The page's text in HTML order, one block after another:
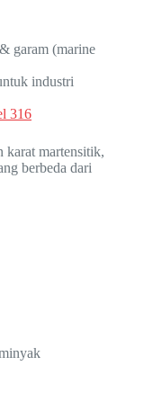
garam (marine
industri
316
karat martensitik,
berbeda dari